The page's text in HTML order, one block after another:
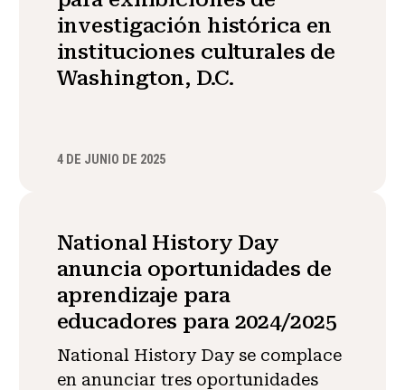
investigación histórica en
instituciones culturales de
Washington, D.C.
4 DE JUNIO DE 2025
National History Day
anuncia oportunidades de
aprendizaje para
educadores para 2024/2025
National History Day se complace
en anunciar tres oportunidades